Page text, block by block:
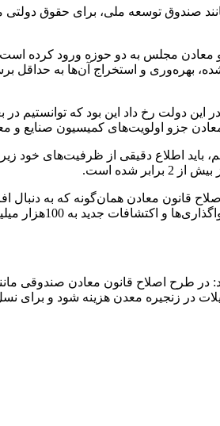
مجلس به دو حوزه ورود کرده
بهره‌وری و استخراج آن‌ها به
دولت رخ داد این بود که توانستیم
معادن جزو اولویت‌های کمیسیون
باید اطلاع دقیقی از ظرفیت‌های خود
قانون معادن همان‌گونه که به
در طرح اصلاح قانون معادن صندوقی